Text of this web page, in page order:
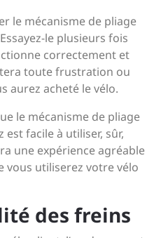
le mécanisme de pliage
le plusieurs fois
correctement et
toute frustration ou
aurez acheté le vélo.
le mécanisme de pliage
est facile à utiliser, sûr,
une expérience agréable
vous utiliserez votre vélo
des freins